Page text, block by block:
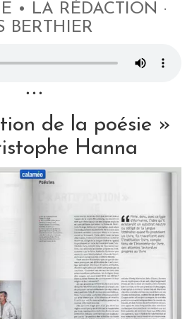
• LA RÉDACTION ·
BERTHIER
• • •
de la poésie »
Hanna